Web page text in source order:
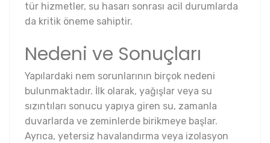
tür hizmetler, su hasarı sonrası acil durumlarda
da kritik öneme sahiptir.
Nedeni ve Sonuçları
Yapılardaki nem sorunlarının birçok nedeni
bulunmaktadır. İlk olarak, yağışlar veya su
sızıntıları sonucu yapıya giren su, zamanla
duvarlarda ve zeminlerde birikmeye başlar.
Ayrıca, yetersiz havalandırma veya izolasyon